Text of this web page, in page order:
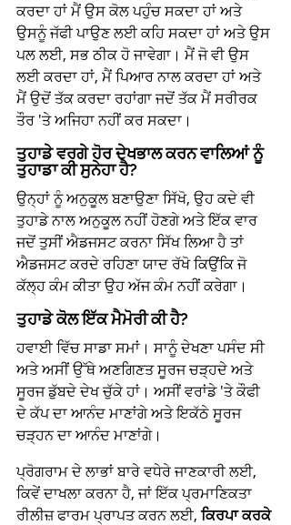
ਕਰਦਾ ਹਾਂ ਮੈਂ ਉਸ ਕੋਲ ਪਹੁੰਚ ਸਕਦਾ ਹਾਂ ਅਤੇ
ਉਸਨੂੰ ਜੱਫੀ ਪਾਉਣ ਲਈ ਕਹਿ ਸਕਦਾ ਹਾਂ ਅਤੇ ਉਸ
ਪਲ ਲਈ, ਸਭ ਠੀਕ ਹੋ ਜਾਵੇਗਾ। ਮੈਂ ਜੋ ਵੀ ਉਸ
ਲਈ ਕਰਦਾ ਹਾਂ, ਮੈਂ ਪਿਆਰ ਨਾਲ ਕਰਦਾ ਹਾਂ ਅਤੇ
ਮੈਂ ਉਦੋਂ ਤੱਕ ਕਰਦਾ ਰਹਾਂਗਾ ਜਦੋਂ ਤੱਕ ਮੈਂ ਸਰੀਰਕ
ਤੌਰ 'ਤੇ ਅਜਿਹਾ ਨਹੀਂ ਕਰ ਸਕਦਾ।
ਤੁਹਾਡੇ ਵਰਗੇ ਹੋਰ ਦੇਖਭਾਲ ਕਰਨ ਵਾਲਿਆਂ ਨੂੰ
ਤੁਹਾਡਾ ਕੀ ਸੁਨੇਹਾ ਹੈ?
ਉਨ੍ਹਾਂ ਨੂੰ ਅਨੁਕੂਲ ਬਣਾਉਣਾ ਸਿੱਖੋ, ਉਹ ਕਦੇ ਵੀ
ਤੁਹਾਡੇ ਨਾਲ ਅਨੁਕੂਲ ਨਹੀਂ ਹੋਣਗੇ ਅਤੇ ਇੱਕ ਵਾਰ
ਜਦੋਂ ਤੁਸੀਂ ਐਡਜਸਟ ਕਰਨਾ ਸਿੱਖ ਲਿਆ ਹੈ ਤਾਂ
ਐਡਜਸਟ ਕਰਦੇ ਰਹਿਣਾ ਯਾਦ ਰੱਖੋ ਕਿਉਂਕਿ ਜੋ
ਕੱਲ੍ਹ ਕੰਮ ਕੀਤਾ ਉਹ ਅੱਜ ਕੰਮ ਨਹੀਂ ਕਰੇਗਾ।
ਤੁਹਾਡੇ ਕੋਲ ਇੱਕ ਮੈਮੋਰੀ ਕੀ ਹੈ?
ਹਵਾਈ ਵਿੱਚ ਸਾਡਾ ਸਮਾਂ। ਸਾਨੂੰ ਦੇਖਣਾ ਪਸੰਦ ਸੀ
ਅਤੇ ਅਸੀਂ ਉੱਥੇ ਅਣਗਿਣਤ ਸੂਰਜ ਚੜ੍ਹਦੇ ਅਤੇ
ਸੂਰਜ ਡੁੱਬਦੇ ਦੇਖ ਚੁੱਕੇ ਹਾਂ। ਅਸੀਂ ਵਰਾਂਡੇ 'ਤੇ ਕੌਫੀ
ਦੇ ਕੱਪ ਦਾ ਆਨੰਦ ਮਾਣਾਂਗੇ ਅਤੇ ਇਕੱਠੇ ਸੂਰਜ
ਚੜ੍ਹਨ ਦਾ ਆਨੰਦ ਮਾਣਾਂਗੇ।
ਪ੍ਰੋਗਰਾਮ ਦੇ ਲਾਭਾਂ ਬਾਰੇ ਵਧੇਰੇ ਜਾਣਕਾਰੀ ਲਈ,
ਕਿਵੇਂ ਦਾਖਲਾ ਕਰਨਾ ਹੈ, ਜਾਂ ਇੱਕ ਪ੍ਰਮਾਣਿਕਤਾ
ਰੀਲੀਜ਼ ਫਾਰਮ ਪ੍ਰਾਪਤ ਕਰਨ ਲਈ, ਕਿਰਪਾ ਕਰਕੇ